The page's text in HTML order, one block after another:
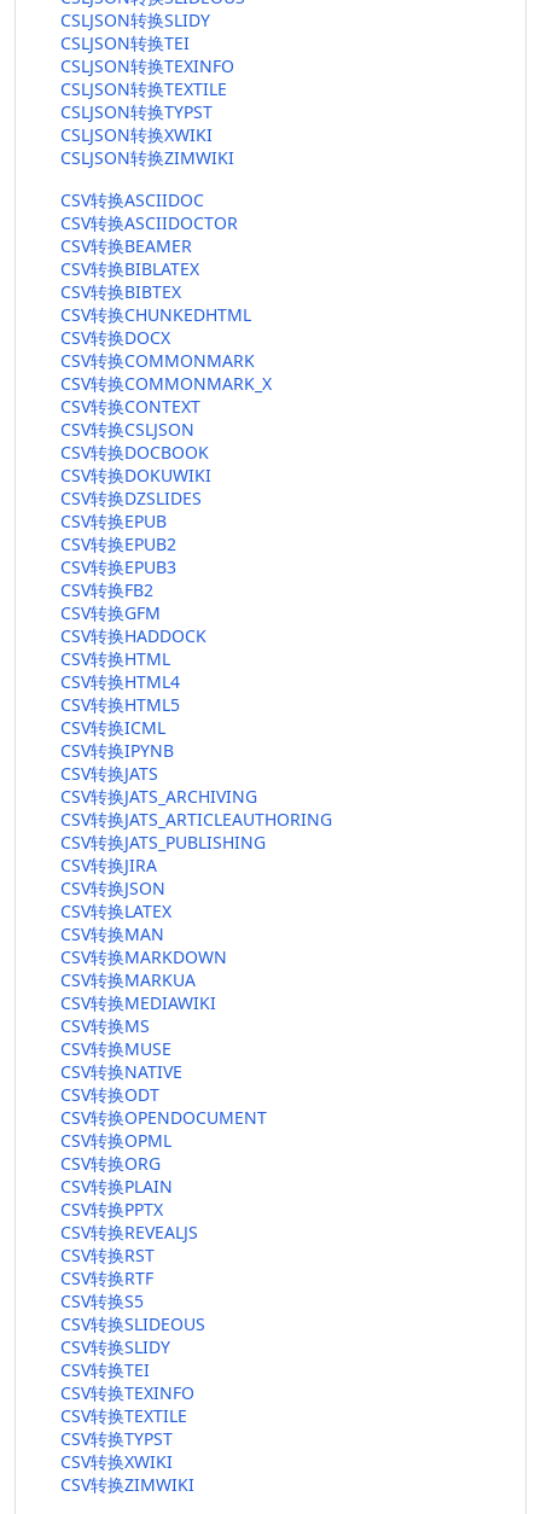
CSLJSON转换SLIDY
CSLJSON转换TEI
CSLJSON转换TEXINFO
CSLJSON转换TEXTILE
CSLJSON转换TYPST
CSLJSON转换XWIKI
CSLJSON转换ZIMWIKI
CSV转换ASCIIDOC
CSV转换ASCIIDOCTOR
CSV转换BEAMER
CSV转换BIBLATEX
CSV转换BIBTEX
CSV转换CHUNKEDHTML
CSV转换DOCX
CSV转换COMMONMARK
CSV转换COMMONMARK_X
CSV转换CONTEXT
CSV转换CSLJSON
CSV转换DOCBOOK
CSV转换DOKUWIKI
CSV转换DZSLIDES
CSV转换EPUB
CSV转换EPUB2
CSV转换EPUB3
CSV转换FB2
CSV转换GFM
CSV转换HADDOCK
CSV转换HTML
CSV转换HTML4
CSV转换HTML5
CSV转换ICML
CSV转换IPYNB
CSV转换JATS
CSV转换JATS_ARCHIVING
CSV转换JATS_ARTICLEAUTHORING
CSV转换JATS_PUBLISHING
CSV转换JIRA
CSV转换JSON
CSV转换LATEX
CSV转换MAN
CSV转换MARKDOWN
CSV转换MARKUA
CSV转换MEDIAWIKI
CSV转换MS
CSV转换MUSE
CSV转换NATIVE
CSV转换ODT
CSV转换OPENDOCUMENT
CSV转换OPML
CSV转换ORG
CSV转换PLAIN
CSV转换PPTX
CSV转换REVEALJS
CSV转换RST
CSV转换RTF
CSV转换S5
CSV转换SLIDEOUS
CSV转换SLIDY
CSV转换TEI
CSV转换TEXINFO
CSV转换TEXTILE
CSV转换TYPST
CSV转换XWIKI
CSV转换ZIMWIKI